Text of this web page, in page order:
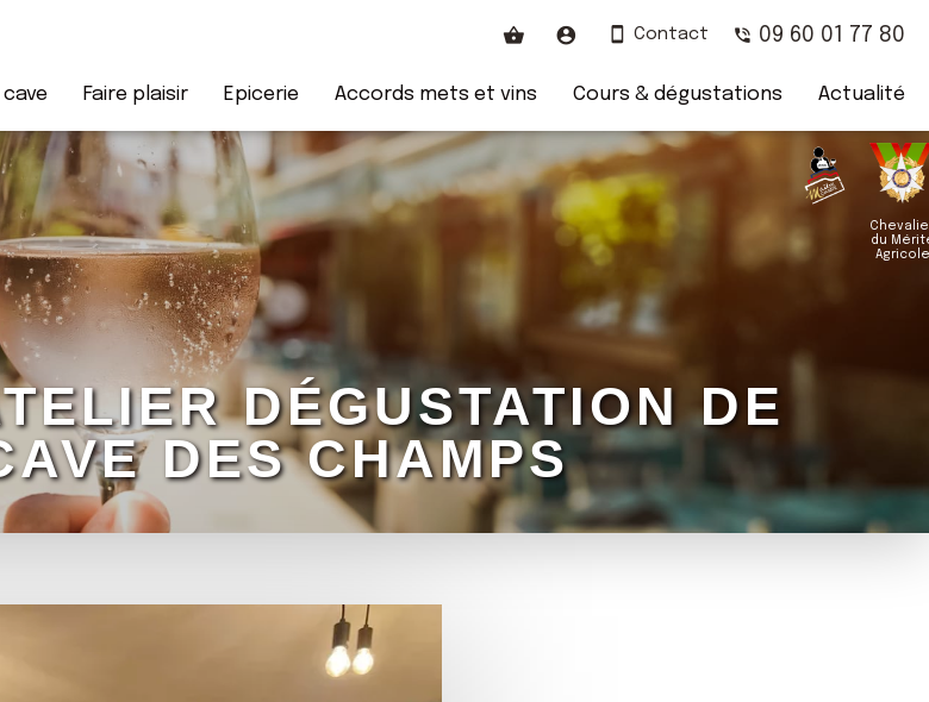
Contact 09 60 01 77 80
cave Faire plaisir Epicerie Accords mets et vins Cours & dégustations Actualité
du
Agricole
DÉGUSTATION DE
DES CHAMPS